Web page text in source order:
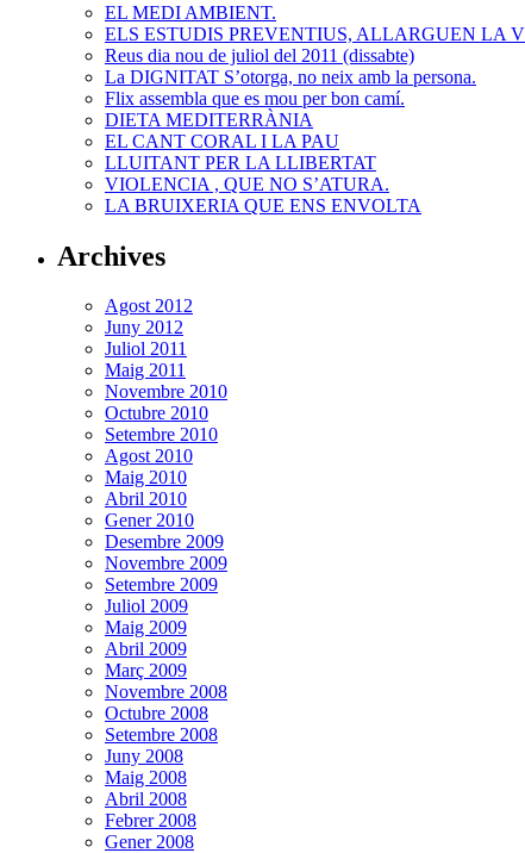
EL MEDI AMBIENT.
ELS ESTUDIS PREVENTIUS, ALLARGUEN LA
Reus dia nou de juliol del 2011 (dissabte)
La DIGNITAT S’otorga, no neix amb la persona.
Flix assembla que es mou per bon camí.
DIETA MEDITERRÀNIA
EL CANT CORAL I LA PAU
LLUITANT PER LA LLIBERTAT
VIOLENCIA , QUE NO S’ATURA.
LA BRUIXERIA QUE ENS ENVOLTA
Archives
Agost 2012
Juny 2012
Juliol 2011
Maig 2011
Novembre 2010
Octubre 2010
Setembre 2010
Agost 2010
Maig 2010
Abril 2010
Gener 2010
Desembre 2009
Novembre 2009
Setembre 2009
Juliol 2009
Maig 2009
Abril 2009
Març 2009
Novembre 2008
Octubre 2008
Setembre 2008
Juny 2008
Maig 2008
Abril 2008
Febrer 2008
Gener 2008